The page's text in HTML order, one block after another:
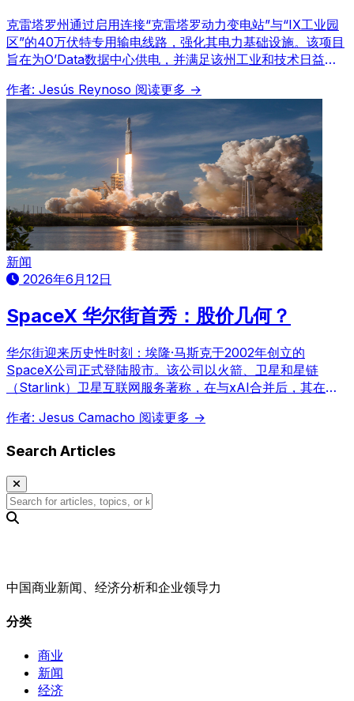
克雷塔罗州通过启用连接“克雷塔罗动力变电站”与“IX工业园
区”的40万伏特专用输电线路，强化其电力基础设施。该项目
旨在为O’Data数据中心供电，并满足该州工业和技术日益增
作者: Jesús Reynoso 阅读更多 →
新闻
2026年6月12日
SpaceX 华尔街首秀：股价几何？
华尔街迎来历史性时刻：埃隆·马斯克于2002年创立的
SpaceX公司正式登陆股市。该公司以火箭、卫星和星链
（Starlink）卫星互联网服务著称，在与xAI合并后，其在太
作者: Jesus Camacho 阅读更多 →
Search Articles
中国商业新闻、经济分析和企业领导力
分类
商业
新闻
经济